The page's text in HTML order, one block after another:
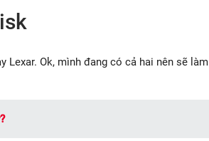
Lexar. Ok, mình đang có cả hai nên sẽ làm